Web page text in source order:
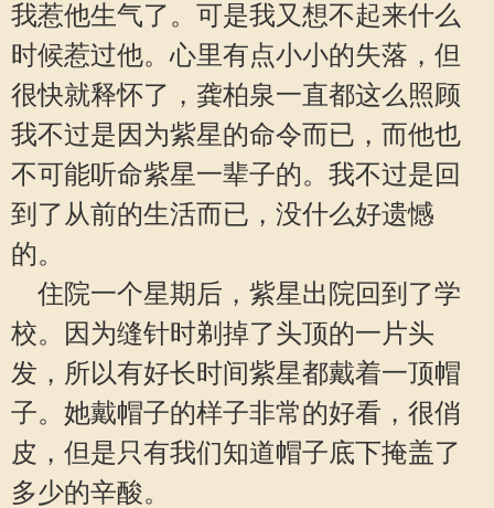
我惹他生气了。可是我又想不起来什么
时候惹过他。心里有点小小的失落，但
很快就释怀了，龚柏泉一直都这么照顾
我不过是因为紫星的命令而已，而他也
不可能听命紫星一辈子的。我不过是回
到了从前的生活而已，没什么好遗憾
的。
住院一个星期后，紫星出院回到了学
校。因为缝针时剃掉了头顶的一片头
发，所以有好长时间紫星都戴着一顶帽
子。她戴帽子的样子非常的好看，很俏
皮，但是只有我们知道帽子底下掩盖了
多少的辛酸。